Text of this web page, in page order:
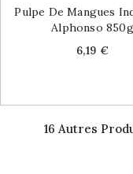
Pulpe De Mangues
Alphonso 850g
Price
6,19 €
16 Autres